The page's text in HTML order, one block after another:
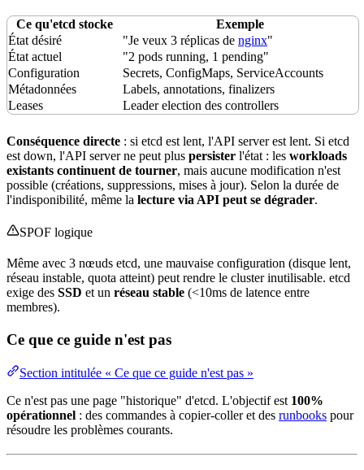
Ce qu'etcd stocke
Exemple
État désiré
"Je veux 3 réplicas de nginx"
État actuel
"2 pods running, 1 pending"
Configuration
Secrets, ConfigMaps, ServiceAccounts
Métadonnées
Labels, annotations, finalizers
Leases
Leader election des controllers
Conséquence directe : si etcd est lent, l'API server est lent. Si etcd
est down, l'API server ne peut plus persister l'état : les workloads
existants continuent de tourner, mais aucune modification n'est
possible (créations, suppressions, mises à jour). Selon la durée de
l'indisponibilité, même la lecture via API peut se dégrader.
SPOF logique
Même avec 3 nœuds etcd, une mauvaise configuration (disque lent,
réseau instable, quota atteint) peut rendre le cluster inutilisable. etcd
exige des SSD et un réseau stable (<10ms de latence entre
membres).
Ce que ce guide n'est pas
Section intitulée « Ce que ce guide n'est pas »
Ce n'est pas une page "historique" d'etcd. L'objectif est 100%
opérationnel : des commandes à copier-coller et des runbooks pour
résoudre les problèmes courants.